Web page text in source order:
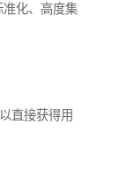
化、高度集
直接获得用